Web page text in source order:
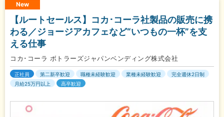
New
【ルートセールス】コカ･コーラ社製品の販売に携
わる／ジョージアカフェなど“いつもの一杯”を支
える仕事
コカ･コーラ ボトラーズジャパンベンディング株式会社
正社員 第二新卒歓迎 職種未経験歓迎 業種未経験歓迎
完全週休2日制
月給25万円以上
高卒歓迎